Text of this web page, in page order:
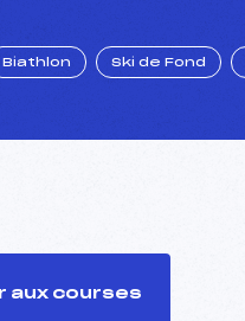
Biathlon Ski de Fond
aux courses